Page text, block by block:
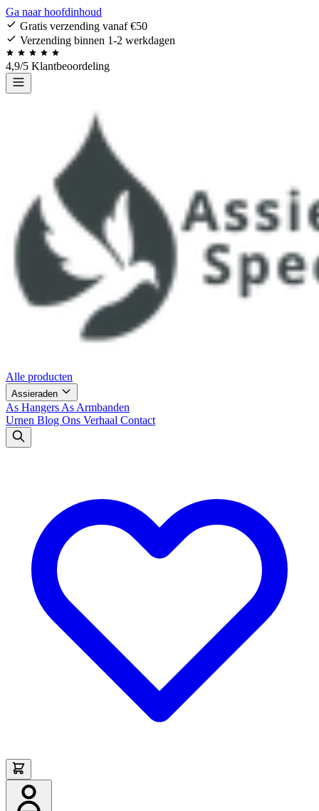
Ga naar hoofdinhoud
Gratis verzending vanaf €50
Verzending binnen 1-2 werkdagen
4,9/5 Klantbeoordeling
Alle producten
Assieraden
As Hangers As Armbanden
Urnen Blog Ons Verhaal Contact